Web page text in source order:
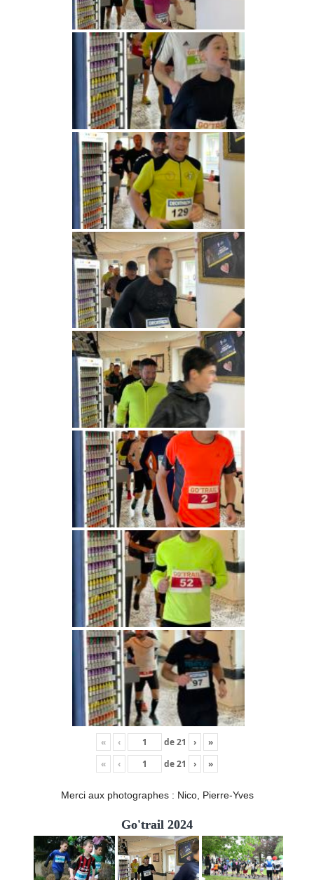
« ‹ de21 ›
»
«
‹ de21 › »
Merci aux photographes : Nico, Pierre-Yves
Go'trail 2024